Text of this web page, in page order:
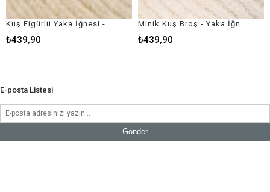
₺439,90 ₺439,90
E-posta Listesi
Gönder